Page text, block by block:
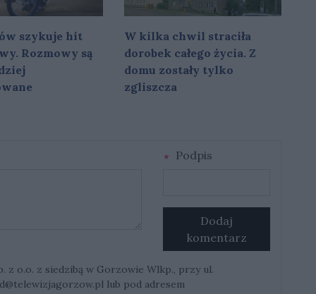
szykuje hit
Rozmowy są
W kilka chwil straciła
dorobek całego życia. Z
domu zostały tylko
zgliszcza
Podpis
Dodaj
komentarz
z o.o. z siedzibą w Gorzowie Wlkp., przy ul.
lub pod adresem